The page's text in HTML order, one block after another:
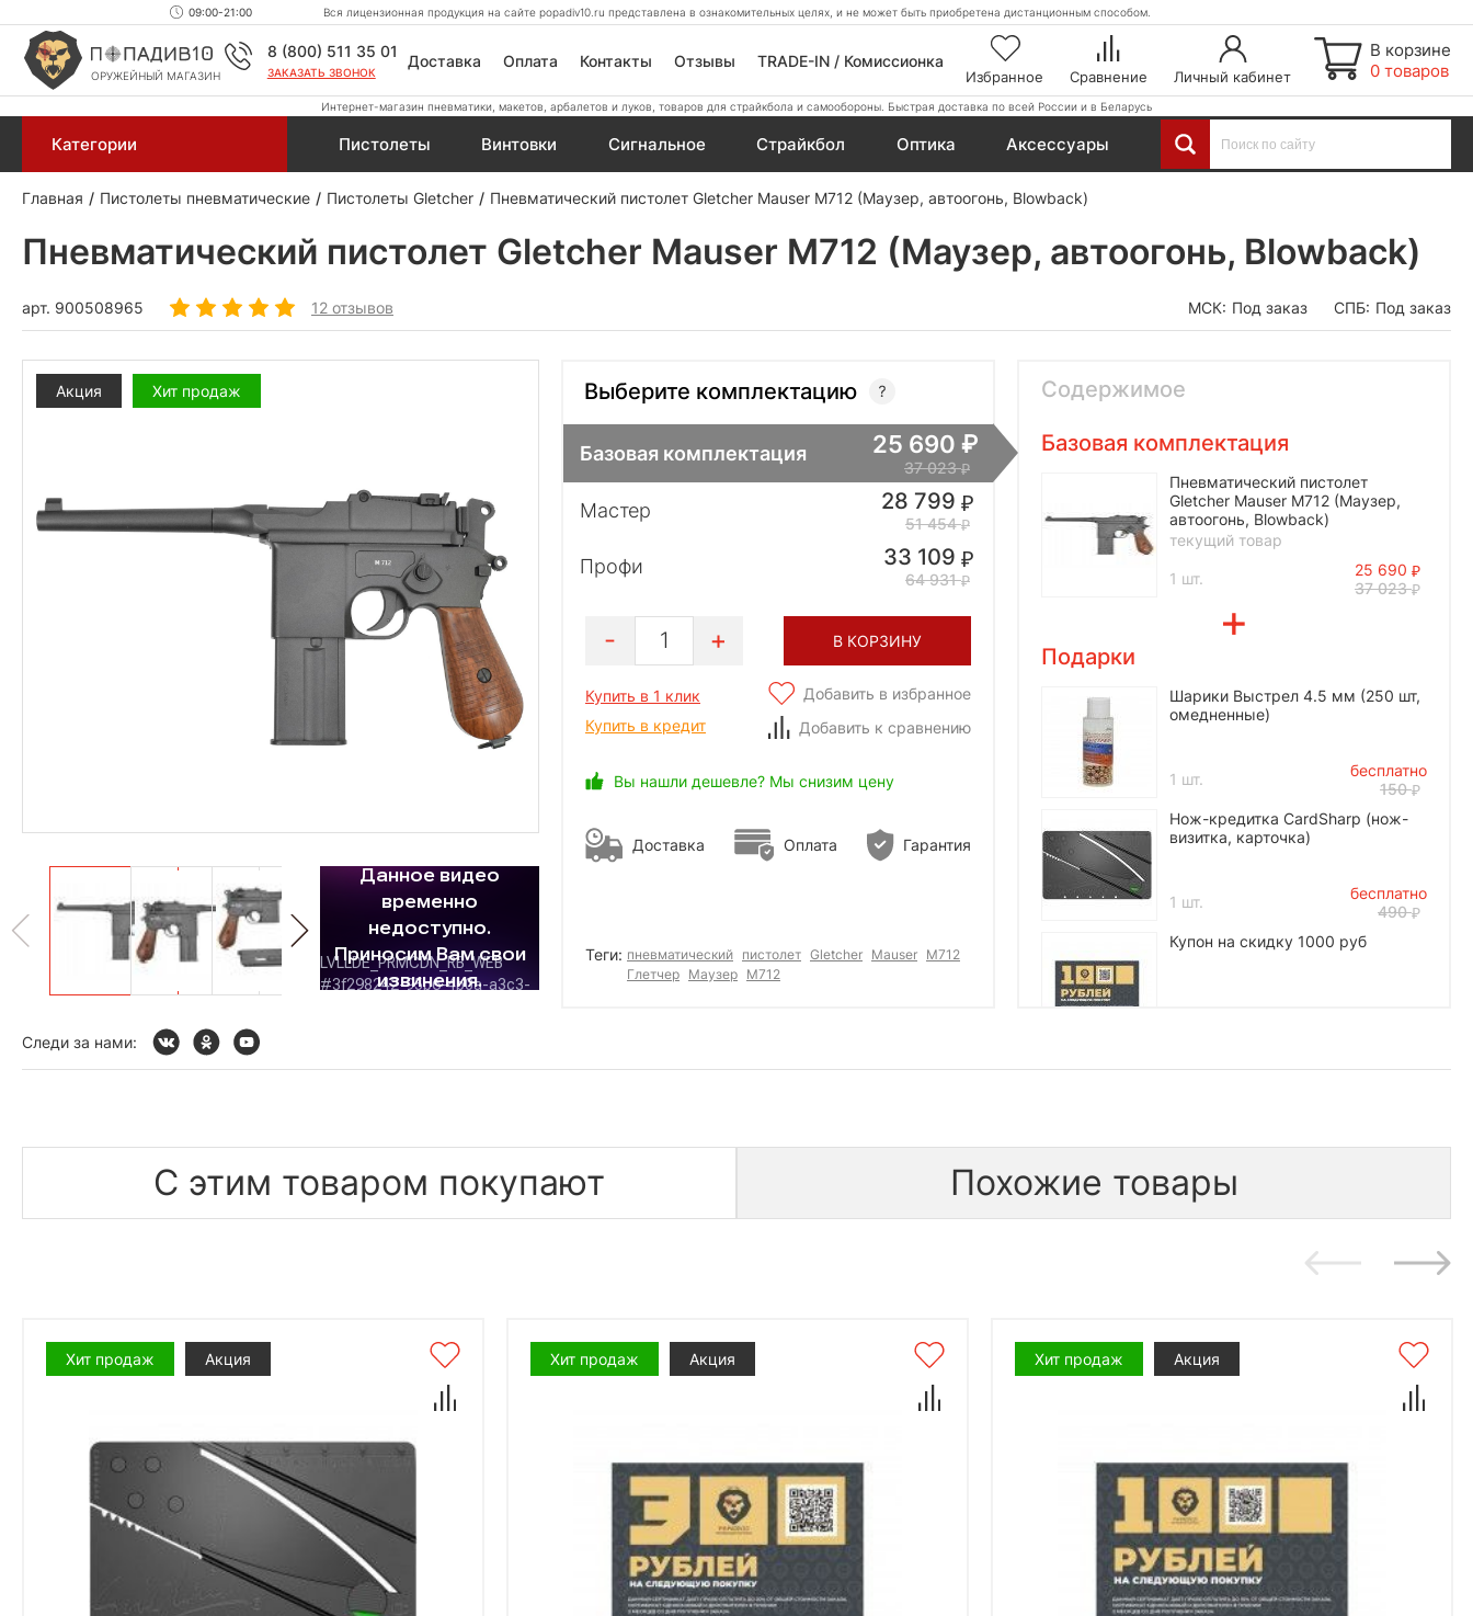
09:00-21:00 Вся лицензионная продукция на сайте popadiv10.ru представлена в ознакомительных целях, и не может быть приобретена дистанционным способом.
ОРУЖЕЙНЫЙ МАГАЗИН
8 (800) 511 35 01
ЗАКАЗАТЬ ЗВОНОК
Доставка Оплата Контакты Отзывы TRADE-IN / Комиссионка
Избранное Сравнение Личный кабинет
В корзине
0 товаров
Интернет-магазин пневматики, макетов, арбалетов и луков, товаров для страйкбола и самообороны. Быстрая доставка по всей России и в Беларусь
Категории Пистолеты Винтовки Сигнальное Страйкбол Оптика Аксессуары
Главная Пистолеты пневматические Пистолеты Gletcher Пневматический пистолет Gletcher Mauser M712 (Маузер, автоогонь, Blowback)
Пневматический пистолет Gletcher Mauser M712 (Маузер, автоогонь, Blowback)
арт. 900508965 12 отзывов МСК: Под заказ СПБ: Под заказ
Акция Хит продаж Выберите комплектацию
Базовая комплектация 25 690
37 023
Мастер 28 799
51 454
Профи 33 109
64 931
1 В КОРЗИНУ
Купить в 1 клик
Купить в кредит
Добавить в избранное
Добавить к сравнению
Вы нашли дешевле? Мы снизим цену
Доставка Оплата Гарантия
Теги: пневматический пистолет Gletcher Mauser M712
Глетчер Маузер М712
Содержимое
Базовая комплектация
Пневматический пистолет
Gletcher Mauser M712 (Маузер,
автоогонь, Blowback)
текущий товар
1 шт.
25 690
37 023
Подарки
Шарики Выстрел 4.5 мм (250 шт,
омедненные)
1 шт.
бесплатно
150
Нож-кредитка CardSharp (нож-
визитка, карточка)
1 шт.
бесплатно
490
Купон на скидку 1000 руб
*количество подарков ограничено
Следи за нами:
С этим товаром покупают Похожие товары
Хит продаж Акция Хит продаж Акция Хит продаж Акция